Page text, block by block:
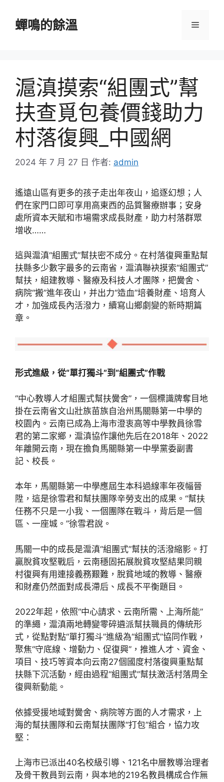
蟬鳴的餘溫 選
滬滇摸索“組團式”幫
扶查覓包養價錢助力
村落復興_中國網
2024 年 7 月 27 日 作者: admin
遙遠山區有更多的孩子走出年夜山，追逐幻想；人
們在家門口即可享用高東西的品質醫療辦事；安身
處所資本天賦和市場需求成長財產，助力村落群眾
增收……
這與滬滇“組團式”幫扶密不成分。在村落復興重點幫
扶縣多少數字最多的云南省，滬滇聯袂摸索“組團式”
幫扶，組建教導、醫療及科技人才團隊，把黌舍、
病院“搬”進年夜山，并出力“造血”培養財產、培育人
才，加強成長內活潑力，續寫山鄉劇變的新時期篇
章。
形式進級，從“單打獨斗”到“組團式”作戰
“中心教導人才組團式幫扶黌舍”，一個標識牌奪目地
掛在云南省文山壯族苗族自治州馬關縣第一中學的
校園內。云南已成為上海市澄衷高等中學教員徐雪
君的第二家鄉，滬滇協作讓他先后在2018年、2022
年離開云南，現在擔負馬關縣第一中學黨委副書
記、校長。
本年，馬關縣第一中學應屆生本科過線率年夜幅晉
陞，這是徐雪君和幫扶團隊辛勞支出的成果。“幫扶
任務不只是一小我、一個團隊在戰斗，背后是一個
區、一座城。”徐雪君說。
馬關一中的成長是滬滇“組團式”幫扶的活潑縮影。打
贏脫貧攻堅戰后，云南穩固拓展脫貧攻堅結果同親
村復興有用連接義務艱難，脫貧地域的教導、醫療
和財產仍然面對成長滯后、成長不平衡題目。
2022年起，依照“中心請求、云南所需、上海所能”
的準繩，滬滇兩地轉變零碎遴派幫扶職員的傳統形
式，從點對點“單打獨斗”進級為“組團式”協同作戰，
聚焦“守底線、增動力、促復興”，推進人才、資金、
項目、技巧等資本向云南27個國度村落復興重點幫
扶縣下沉活動，經由過程“組團式”幫扶激活村落周全
復興新動能。
依據受援地域對黌舍、病院等方面的人才需求，上
海的幫扶團隊和云南幫扶團隊“打包”組合，協力攻
堅：
上海市已派出40名校級引導、121名中層教導治理者
及骨干教員到云南，與本地的219名教員構成合作無